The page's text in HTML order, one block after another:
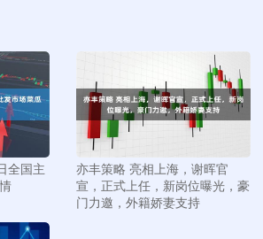
全国主
亦丰策略 亮相上海，谢晖官
宣，正式上任，新岗位曝光，豪
门力邀，外籍娇妻支持